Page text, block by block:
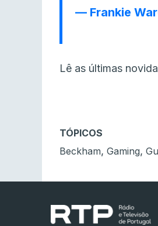
— Frankie
Lê as últimas
TÓPICOS
Beckham, Gaming,